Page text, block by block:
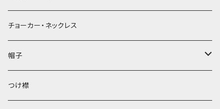
チョーカー・ネックレス
帽子
ベレー帽
つけ襟